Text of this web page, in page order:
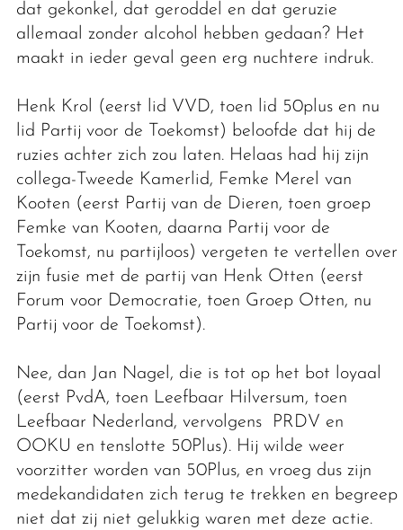
dat gekonkel, dat geroddel en dat geruzie
allemaal zonder alcohol hebben gedaan? Het
maakt in ieder geval geen erg nuchtere indruk.
Henk Krol (eerst lid VVD, toen lid 50plus en nu
lid Partij voor de Toekomst) beloofde dat hij de
ruzies achter zich zou laten. Helaas had hij zijn
collega-Tweede Kamerlid, Femke Merel van
Kooten (eerst Partij van de Dieren, toen groep
Femke van Kooten, daarna Partij voor de
Toekomst, nu partijloos) vergeten te vertellen over
zijn fusie met de partij van Henk Otten (eerst
Forum voor Democratie, toen Groep Otten, nu
Partij voor de Toekomst).
Nee, dan Jan Nagel, die is tot op het bot loyaal
(eerst PvdA, toen Leefbaar Hilversum, toen
Leefbaar Nederland, vervolgens PRDV en
OOKU en tenslotte 50Plus). Hij wilde weer
voorzitter worden van 50Plus, en vroeg dus zijn
medekandidaten zich terug te trekken en begreep
niet dat zij niet gelukkig waren met deze actie.